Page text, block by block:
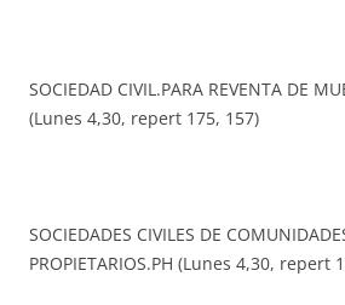
SOCIEDAD CIVIL.PARA REVENTA DE
(Lunes 4,30, repert 175, 157)
SOCIEDADES CIVILES DE
PROPIETARIOS.PH (Lunes 4,30, repert